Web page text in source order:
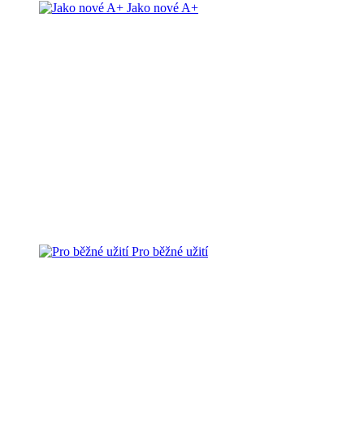
Jako nové A+
Pro běžné užití